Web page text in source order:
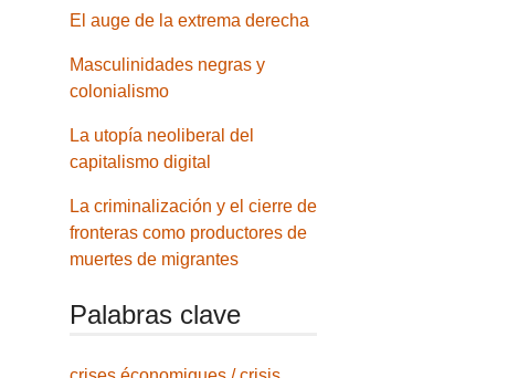
El auge de la extrema derecha
Masculinidades negras y
colonialismo
La utopía neoliberal del
capitalismo digital
La criminalización y el cierre de
fronteras como productores de
muertes de migrantes
Palabras clave